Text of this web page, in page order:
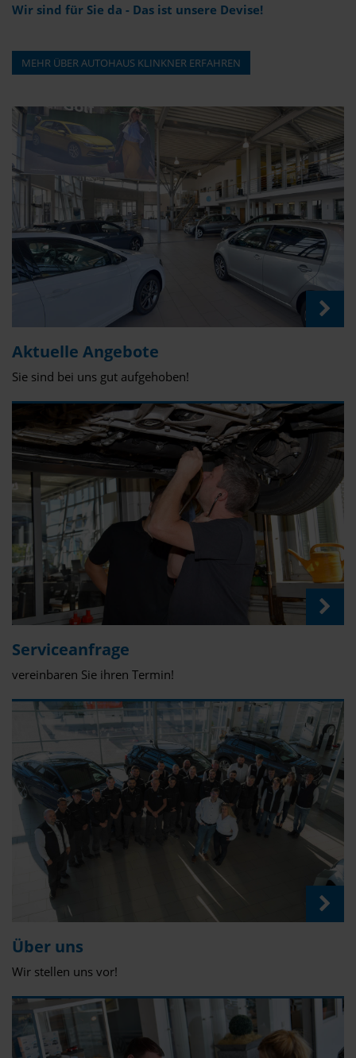
Wir sind für Sie da - Das ist unsere Devise!
MEHR ÜBER AUTOHAUS KLINKNER ERFAHREN
Aktuelle Angebote
Sie sind bei uns gut aufgehoben!
Serviceanfrage
vereinbaren Sie ihren Termin!
Über uns
Wir stellen uns vor!